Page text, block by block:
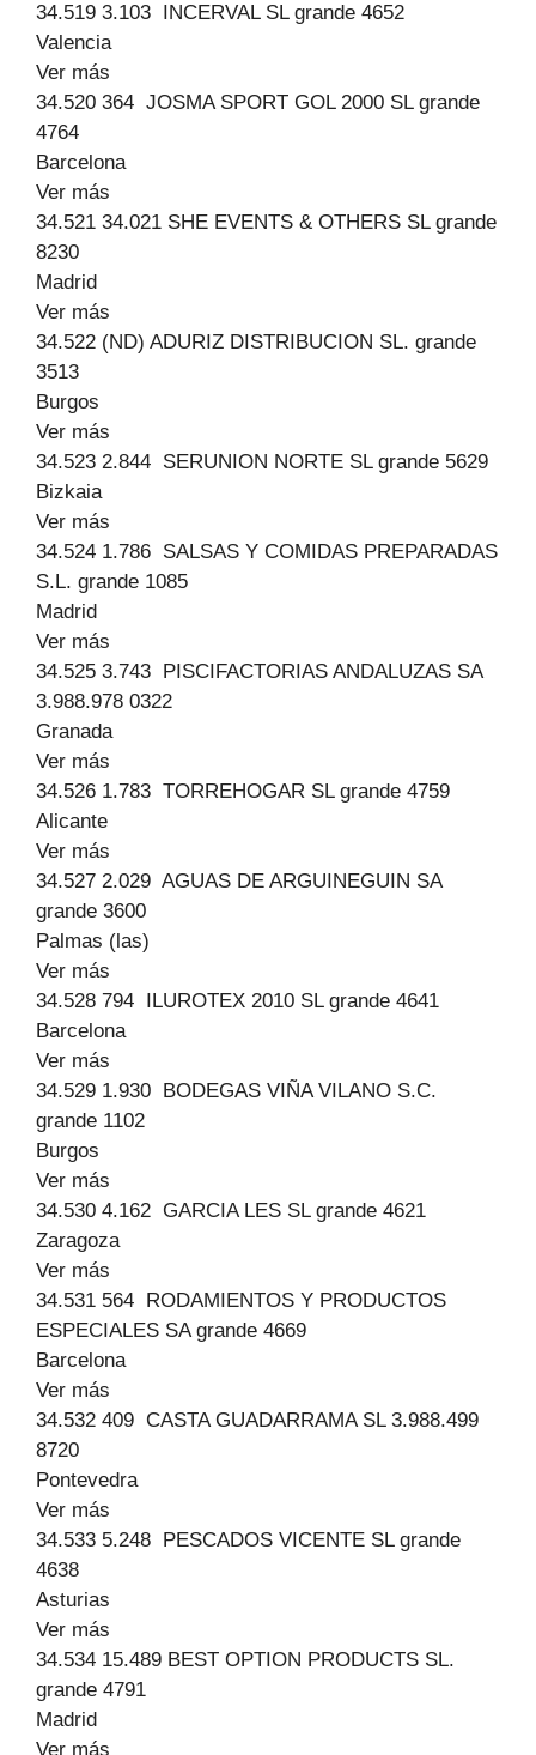
34.519 3.103 INCERVAL SL grande 4652
Valencia
Ver más
34.520 364 JOSMA SPORT GOL 2000 SL grande
4764
Barcelona
Ver más
34.521 34.021 SHE EVENTS & OTHERS SL grande
8230
Madrid
Ver más
34.522 (ND) ADURIZ DISTRIBUCION SL. grande
3513
Burgos
Ver más
34.523 2.844 SERUNION NORTE SL grande 5629
Bizkaia
Ver más
34.524 1.786 SALSAS Y COMIDAS PREPARADAS
S.L. grande 1085
Madrid
Ver más
34.525 3.743 PISCIFACTORIAS ANDALUZAS SA
3.988.978 0322
Granada
Ver más
34.526 1.783 TORREHOGAR SL grande 4759
Alicante
Ver más
34.527 2.029 AGUAS DE ARGUINEGUIN SA
grande 3600
Palmas (las)
Ver más
34.528 794 ILUROTEX 2010 SL grande 4641
Barcelona
Ver más
34.529 1.930 BODEGAS VIÑA VILANO S.C.
grande 1102
Burgos
Ver más
34.530 4.162 GARCIA LES SL grande 4621
Zaragoza
Ver más
34.531 564 RODAMIENTOS Y PRODUCTOS
ESPECIALES SA grande 4669
Barcelona
Ver más
34.532 409 CASTA GUADARRAMA SL 3.988.499
8720
Pontevedra
Ver más
34.533 5.248 PESCADOS VICENTE SL grande
4638
Asturias
Ver más
34.534 15.489 BEST OPTION PRODUCTS SL.
grande 4791
Madrid
Ver más